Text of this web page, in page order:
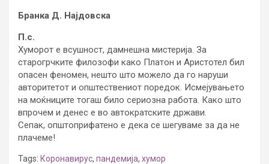
Бранка Д. Најдовска
П.с.
Хуморот е всушност, дамнешна мистерија. За
старогрчките филозофи како Платон и Аристотел бил
опасен феномен, нешто што можело да го наруши
авторитетот и општествениот поредок. Исмејувањето
на моќниците тогаш било сериозна работа. Како што
впрочем и денес е во автократските држави.
Сепак, општоприфатено е дека се шегуваме за да не
плачеме!
Tags: Коронавирус, пандемија, хумор